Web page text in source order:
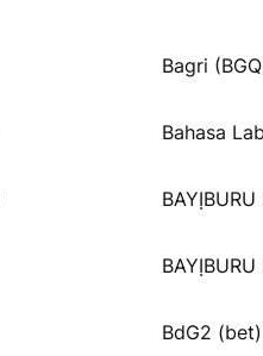
Bagri
Bahasa
BdG2 (bet)